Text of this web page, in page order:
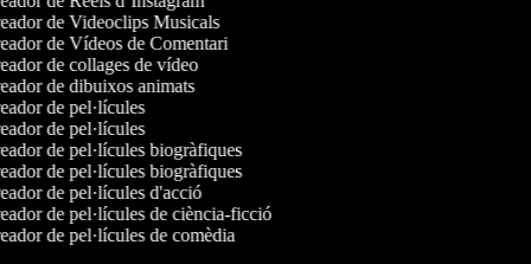
de Videoclips Musicals
de Vídeos de Comentari
de collages de vídeo
de dibuixos animats
de pel·lícules
de pel·lícules
de pel·lícules biogràfiques
de pel·lícules biogràfiques
de pel·lícules d'acció
de pel·lícules de ciència-ficció
de pel·lícules de comèdia